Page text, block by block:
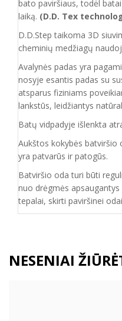
bato paviršiaus, todėl
laiką. (D.D. Tex
D.D.Step taikoma 3D
cheminių medžiagų
Avalynės padas yra
nosyje esantis padas su
atsparus fiziniams
lankstūs, leidžiantys
Batų vidpadyje išlenkta
Aukštos kokybės batviršio
yra patvarūs ir patogūs.
Batviršio oda turi būti
nuo drėgmės apsaugantys
tepalai, skirti paviršinei
NESENIAI